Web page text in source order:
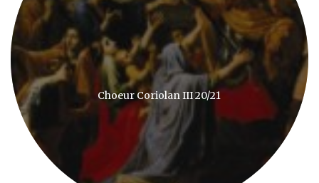
Choeur Coriolan III 20/21